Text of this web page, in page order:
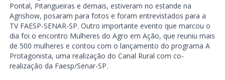
Pontal, Pitangueiras e demais, estiveram no estande na
Agrishow, posaram para fotos e foram entrevistados para a
TV FAESP-SENAR-SP. Outro importante evento que marcou o
dia foi o encontro Mulheres do Agro em Ação, que reuniu mais
de 500 mulheres e contou com o lançamento do programa A
Protagonista, uma realização do Canal Rural com co-
realização da Faesp/Senar-SP.